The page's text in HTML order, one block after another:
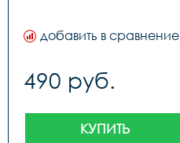
добавить в сравнение
490 руб.
КУПИТЬ